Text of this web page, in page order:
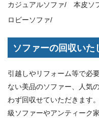
カジュアルソファ/
本皮ソ
ロビーソファ/
ソファーの回収いた
引越しやリフォーム等で必
ない美品のソファー、人気
わず回収せていただきます
級ソファーやアンティーク